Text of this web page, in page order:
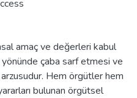
amaç ve değerleri kabul
yönünde çaba sarf etmesi ve
Hem örgütler hem
bulunan örgütsel